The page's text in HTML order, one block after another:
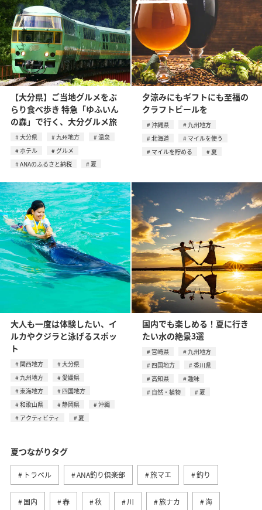
【大分県】ご当地グルメをぶ
らり食べ歩き 特急「ゆふいん
の森」で行く、大分グルメ旅
大分県 九州地方
温泉
ホテル
グルメ
ANAのふるさと納税
夏
夕涼みにもギフトにも至福の
クラフトビールを
沖縄県
九州地方
北海道
マイルを使う
マイルを貯める
夏
大人も一度は体験したい、イ
ルカやクジラと泳げるスポッ
ト
関西地方
大分県
九州地方
愛媛県
東海地方
四国地方
和歌山県
静岡県
沖縄
アクティビティ
夏
国内でも楽しめる！夏に行き
たい水の絶景3選
宮崎県
九州地方
四国地方
香川県
高知県
趣味
自然・植物
夏
夏つながりタグ
トラベル ANA釣り倶楽部 旅マエ 釣り
国内 春 秋 川 旅ナカ 海